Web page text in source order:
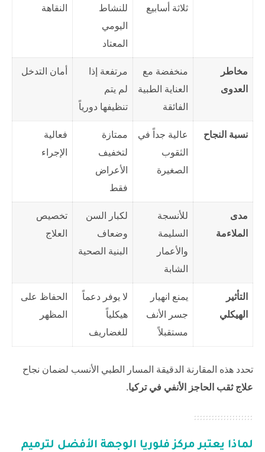
ثلاثة أسابيع
للنشاط
اليومي
المعتاد
النقاهة
مخاطر
العدوى
منخفضة مع
العناية الطبية
الفائقة
مرتفعة إذا
لم يتم
تنظيفها دورياً
أمان التدخل
نسبة النجاح
عالية جداً في
الثقوب
الصغيرة
ممتازة
لتخفيف
الأعراض
فقط
فعالية
الإجراء
مدى
الملاءمة
للأنسجة
السليمة
والأعمار
الشابة
لكبار السن
وضعاف
البنية الصحية
تخصيص
العلاج
التأثير
الهيكلي
يمنع انهيار
جسر الأنف
مستقبلاً
لا يوفر دعماً
هيكلياً
للغضاريف
الحفاظ على
المظهر
تحدد هذه المقارنة الدقيقة المسار الطبي الأنسب لضمان نجاح
علاج ثقب الحاجز الأنفي في تركيا.
لماذا يعتبر مركز فلوريا الوجهة الأفضل لترميم